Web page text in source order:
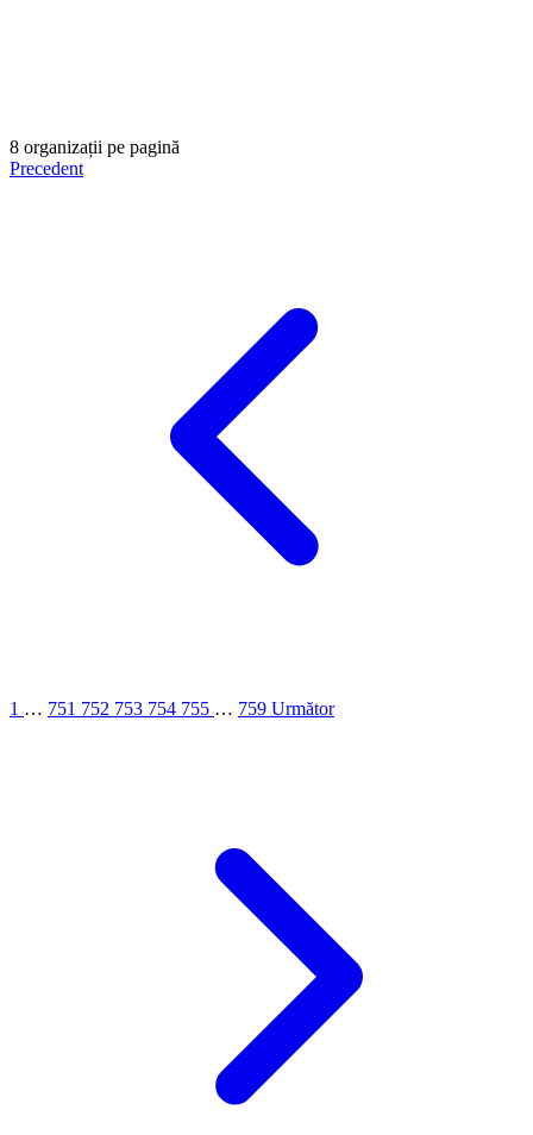
8 organizații pe pagină
Precedent
1 … 751 752 753 754 755 … 759 Următor